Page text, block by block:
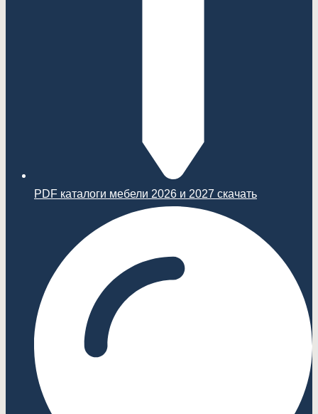
PDF каталоги мебели 2026 и 2027 скачать